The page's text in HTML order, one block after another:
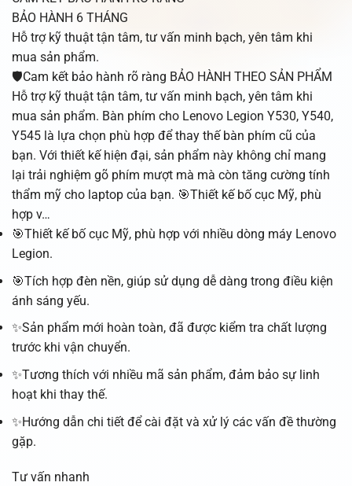
BẢO HÀNH 6 THÁNG
Hỗ trợ kỹ thuật tận tâm, tư vấn minh bạch, yên tâm khi
mua sản phẩm.
🛡️Cam kết bảo hành rõ ràng BẢO HÀNH THEO SẢN PHẨM
Hỗ trợ kỹ thuật tận tâm, tư vấn minh bạch, yên tâm khi
mua sản phẩm. Bàn phím cho Lenovo Legion Y530, Y540,
Y545 là lựa chọn phù hợp để thay thế bàn phím cũ của
bạn. Với thiết kế hiện đại, sản phẩm này không chỉ mang
lại trải nghiệm gõ phím mượt mà mà còn tăng cường tính
thẩm mỹ cho laptop của bạn. 🎯Thiết kế bố cục Mỹ, phù
hợp v…
🎯Thiết kế bố cục Mỹ, phù hợp với nhiều dòng máy Lenovo
Legion.
🎯Tích hợp đèn nền, giúp sử dụng dễ dàng trong điều kiện
ánh sáng yếu.
✨Sản phẩm mới hoàn toàn, đã được kiểm tra chất lượng
trước khi vận chuyển.
✨Tương thích với nhiều mã sản phẩm, đảm bảo sự linh
hoạt khi thay thế.
✨Hướng dẫn chi tiết để cài đặt và xử lý các vấn đề thường
gặp.
Tư vấn nhanh